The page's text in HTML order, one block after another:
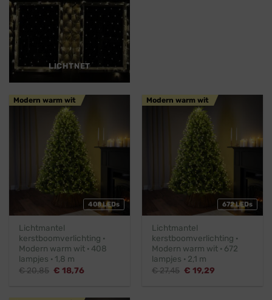
LICHTNET
408 LEDs
Modern warm wit
Lichtmantel
kerstboomverlichting ·
Modern warm wit · 408
lampjes · 1,8 m
€20,85 Oorspronkelijke
€ 18,76Huidige
672 LEDs
Modern warm wit
Lichtmantel
kerstboomverlichting ·
Modern warm wit · 672
lampjes · 2,1 m
€27,45 Oorspronkelijke
€ 19,29